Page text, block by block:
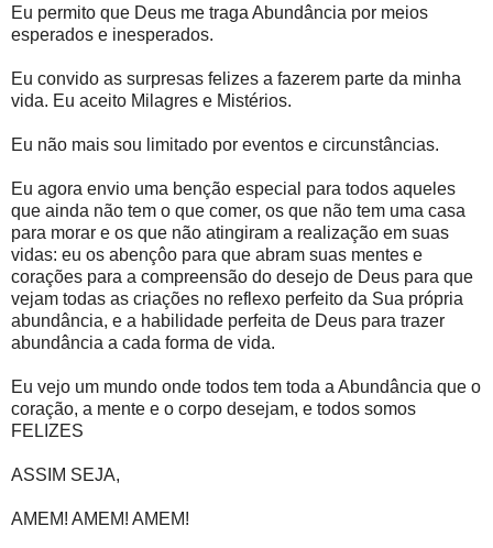
Eu permito que Deus me traga Abundância por meios
esperados e inesperados.
Eu convido as surpresas felizes a fazerem parte da minha
vida. Eu aceito Milagres e Mistérios.
Eu não mais sou limitado por eventos e circunstâncias.
Eu agora envio uma benção especial para todos aqueles
que ainda não tem o que comer, os que não tem uma casa
para morar e os que não atingiram a realização em suas
vidas: eu os abençôo para que abram suas mentes e
corações para a compreensão do desejo de Deus para que
vejam todas as criações no reflexo perfeito da Sua própria
abundância, e a habilidade perfeita de Deus para trazer
abundância a cada forma de vida.
Eu vejo um mundo onde todos tem toda a Abundância que o
coração, a mente e o corpo desejam, e todos somos
FELIZES
ASSIM SEJA,
AMEM! AMEM! AMEM!